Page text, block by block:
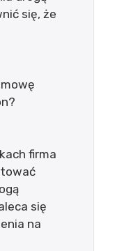
się, że
firma
się
na